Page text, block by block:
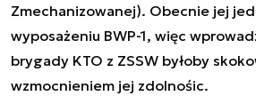
Zmechanizowanej). Obecnie jej
wyposażeniu BWP-1, więc
brygady KTO z ZSSW byłoby
wzmocnieniem jej zdolnośic.